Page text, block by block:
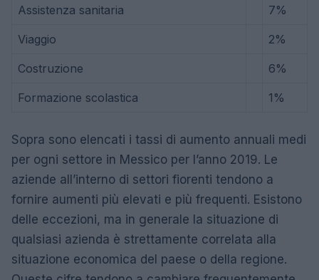
Assistenza sanitaria 7%
Viaggio 2%
Costruzione 6%
Formazione scolastica 1%
Sopra sono elencati i tassi di aumento annuali medi
per ogni settore in Messico per l’anno 2019. Le
aziende all’interno di settori fiorenti tendono a
fornire aumenti più elevati e più frequenti. Esistono
delle eccezioni, ma in generale la situazione di
qualsiasi azienda è strettamente correlata alla
situazione economica del paese o della regione.